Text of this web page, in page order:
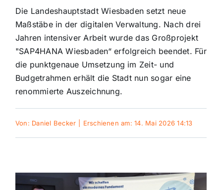
Panorama
Mein Stadtteil
Galerie
Verkehrsmeldungen
Themen und Termine
Die Landeshauptstadt Wiesbaden setzt neue
Maßstäbe in der digitalen Verwaltung. Nach drei
Jahren intensiver Arbeit wurde das Großprojekt
"SAP4HANA Wiesbaden“ erfolgreich beendet. Für
die punktgenaue Umsetzung im Zeit- und
Budgetrahmen erhält die Stadt nun sogar eine
renommierte Auszeichnung.
Von: Daniel Becker Erschienen am: 14. Mai 2026 14:13